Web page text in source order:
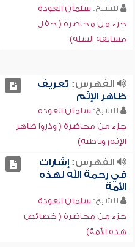
للشيخ: سلمان العودة
جزء من محاضرة ( حفل
مسابقة السنة)
الفهرس: تعريف
ظاهر الإثم
للشيخ: سلمان العودة
جزء من محاضرة ( وذروا ظاهر
الإثم وباطنه)
الفهرس:إشارات
في رحمة الله لهذه
الأمة
للشيخ: سلمان العودة
جزء من محاضرة ( خصائص
هذه الأمة)